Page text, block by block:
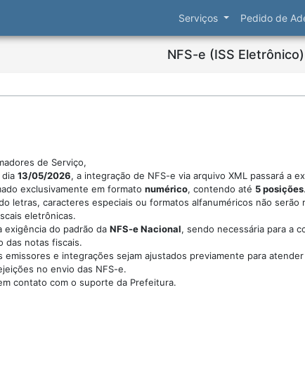
Serviços Pedido de
NFS-e (ISS Eletrônico)
de Serviço,
13/05/2026, a integração de NFS-e via arquivo XML passará a
exclusivamente em formato numérico, contendo até 5 posições.
letras, caracteres especiais ou formatos alfanuméricos não serão
eletrônicas.
exigência do padrão da NFS-e Nacional, sendo necessária para a
das notas fiscais.
emissores e integrações sejam ajustados previamente para
no envio das NFS-e.
contato com o suporte da Prefeitura.